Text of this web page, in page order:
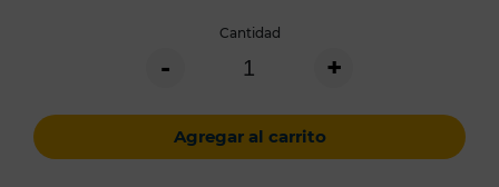
Cantidad
- +
Agregar al carrito